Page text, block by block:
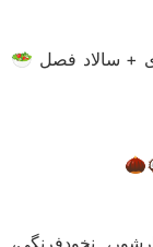
+ سالاد فصل 🥗
نخودفرنگی،